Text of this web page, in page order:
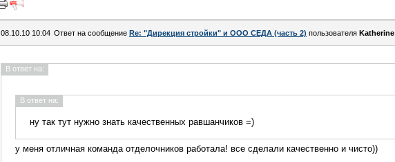
08.10.10 10:04 Ответ на сообщение Re: "Дирекция стройки" и ООО СЕДА (часть 2) пользователя Katherine
В ответ на:
В ответ на:
ну так тут нужно знать качественных равшанчиков =)
у меня отличная команда отделочников работала! все сделали качественно и чисто))